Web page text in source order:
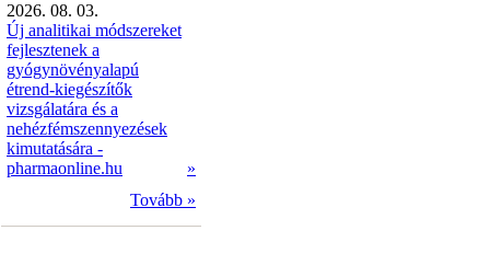
2026. 08. 03.
Új analitikai módszereket
fejlesztenek a
gyógynövényalapú
étrend-kiegészítők
vizsgálatára és a
nehézfémszennyezések
kimutatására -
pharmaonline.hu
»
Tovább »